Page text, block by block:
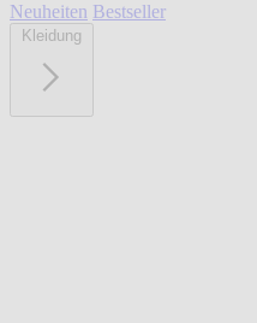
Neuheiten Bestseller
Kleidung